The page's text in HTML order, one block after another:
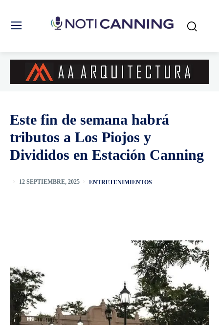
Este fin de semana habrá
tributos a Los Piojos y
Divididos en Estación Canning
12 SEPTIEMBRE, 2025 ENTRETENIMIENTOS